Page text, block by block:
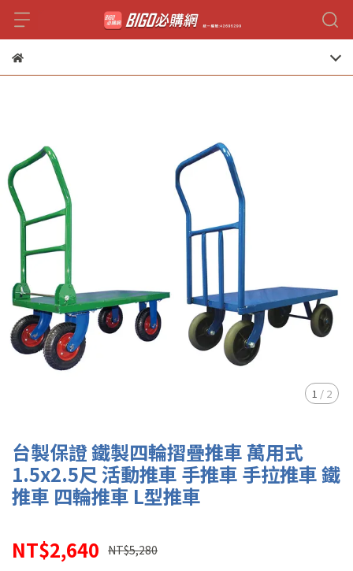
1 / 2
台製保證 鐵製四輪摺疊推車 萬用式
1.5x2.5尺 活動推車 手推車 手拉推車 鐵
推車 四輪推車 L型推車
NT$2,640 NT$5,280